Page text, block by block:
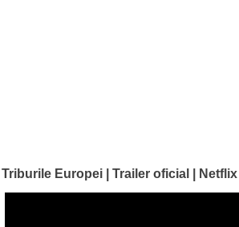
Triburile Europei | Trailer oficial | Netflix